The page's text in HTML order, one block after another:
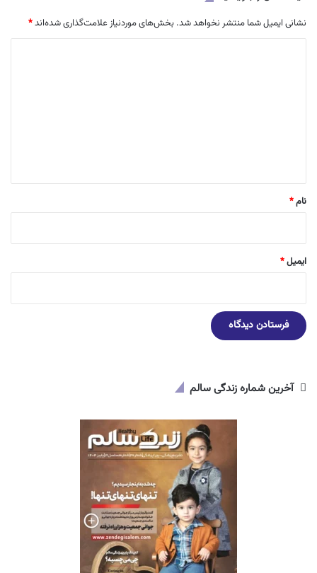
نشانی ایمیل شما منتشر نخواهد شد. بخش‌های موردنیاز علامت‌گذاری شده‌اند*
نام*
ایمیل*
آخرین شماره زندگی سالم